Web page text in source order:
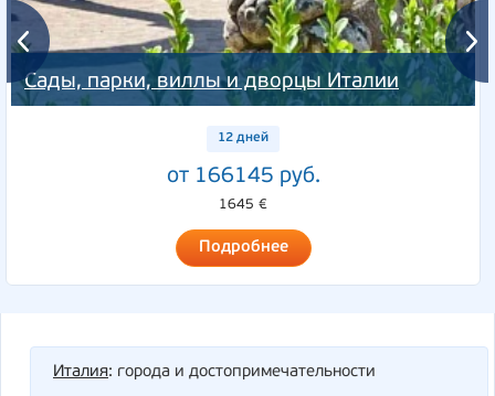
Сады, парки, виллы и дворцы Италии
12 дней
от 166145 руб.
1645 €
Подробнее
Италия: города и достопримечательности